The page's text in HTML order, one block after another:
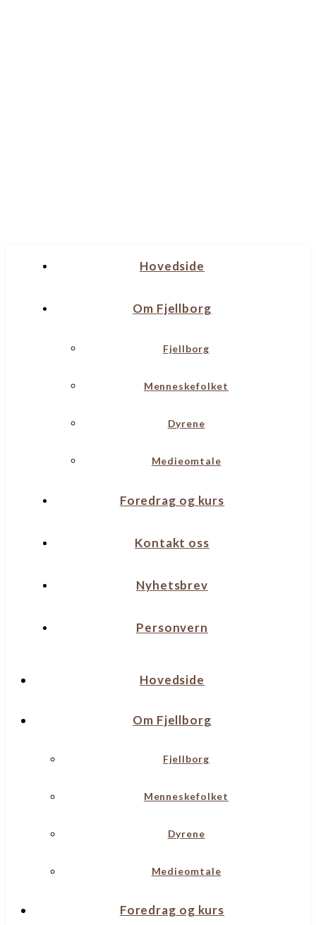
Hovedside
Om Fjellborg
Fjellborg
Menneskefolket
Dyrene
Medieomtale
Foredrag og kurs
Kontakt oss
Nyhetsbrev
Personvern
Hovedside
Om Fjellborg
Fjellborg
Menneskefolket
Dyrene
Medieomtale
Foredrag og kurs